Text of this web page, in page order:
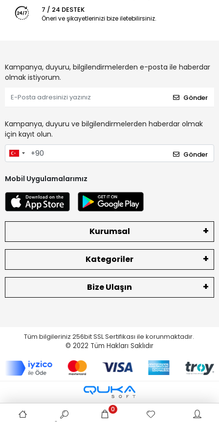
7 / 24 DESTEK
Öneri ve şikayetlerinizi bize iletebilirsiniz.
Kampanya, duyuru, bilgilendirmelerden e-posta ile haberdar
olmak istiyorum.
Gönder
Kampanya, duyuru ve bilgilendirmelerden haberdar olmak
için kayıt olun.
Gönder
Mobil Uygulamalarımız
Kurumsal
Kategoriler
Bize Ulaşın
Tüm bilgileriniz 256bit SSL Sertifikası ile korunmaktadır.
© 2022 Tüm Hakları Saklıdır
0